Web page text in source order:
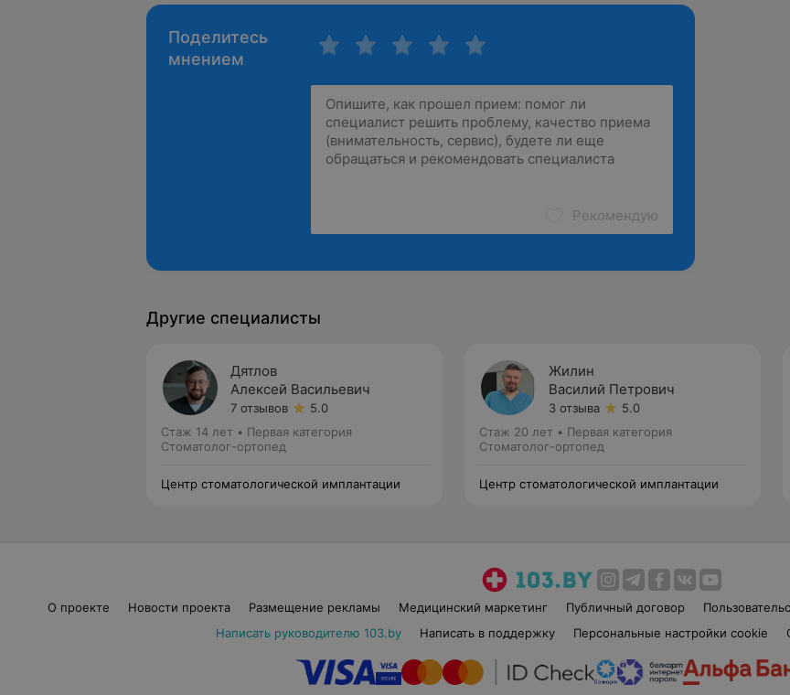
Поделитесь
мнением
Рекомендую
Другие специалисты
Дятлов
Алексей Васильевич
7 отзывов
5.0
Стаж 14 лет • Первая категория
Стоматолог-ортопед
Центр стоматологической имплантации
Жилин
Василий Петрович
3 отзыва
5.0
Стаж 20 лет • Первая категория
Стоматолог-ортопед
Центр стоматологической имплантации
О проекте Новости проекта Размещение рекламы Медицинский маркетинг Публичный договор
Написать руководителю 103.by
Написать в поддержку Персональные настройки cookie